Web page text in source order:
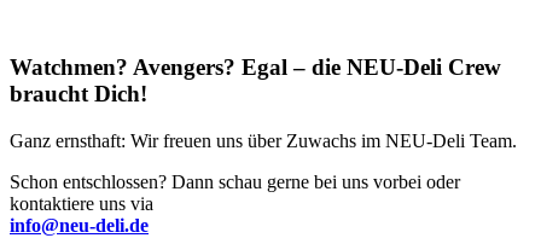
Watchmen? Avengers? Egal – die NEU-Deli Crew
braucht Dich!
Ganz ernsthaft: Wir freuen uns über Zuwachs im NEU-Deli Team.
Schon entschlossen? Dann schau gerne bei uns vorbei oder
kontaktiere uns via
info@neu-deli.de